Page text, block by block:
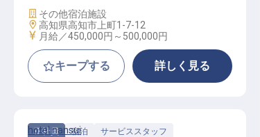
施設業態
その他宿泊施設
勤務地
高知県高知市上町1-7-12
給与
月給／450,000円～ 500,000円
キープする 詳しく見る
正社員 宿泊 サービススタッフ
hotel nansui